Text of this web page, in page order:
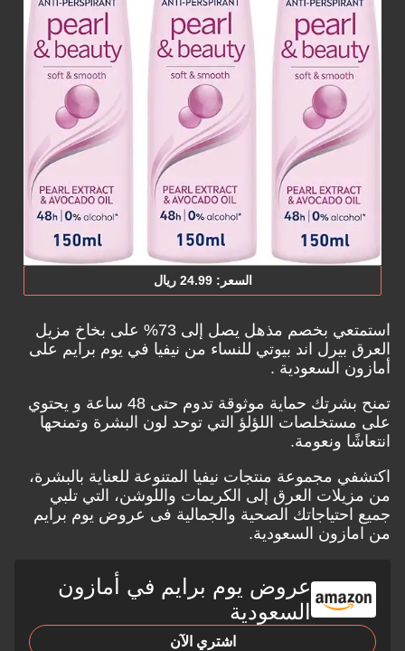
السعر: ‎24.‎99‏ ريال
استمتعي بخصم مذهل يصل إلى 73% على بخاخ مزيل
العرق بيرل اند بيوتي للنساء من نيفيا في يوم برايم على
أمازون السعودية .
تمنح بشرتك حماية موثوقة تدوم حتى 48 ساعة و يحتوي
على مستخلصات اللؤلؤ التي توحد لون البشرة وتمنحها
انتعاشًا ونعومة.
اكتشفي مجموعة منتجات نيفيا المتنوعة للعناية بالبشرة،
من مزيلات العرق إلى الكريمات واللوشن، التي تلبي
جميع احتياجاتك الصحية والجمالية فى عروض يوم برايم
من امازون السعودية.
عروض يوم برايم في أمازون
السعودية
اشتري الآن